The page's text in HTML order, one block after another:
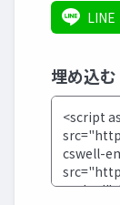
LINE
埋め込む